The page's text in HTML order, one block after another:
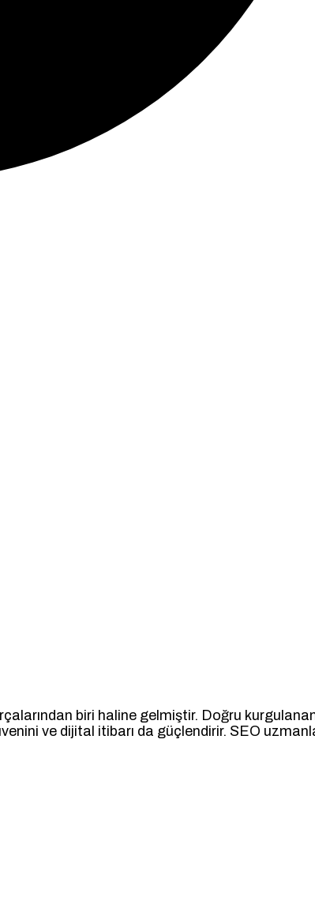
biri haline gelmiştir. Doğru kurgulanan
ve dijital itibarı da güçlendirir. SEO